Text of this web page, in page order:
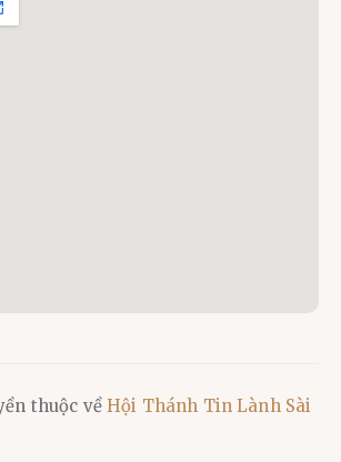
thuộc vềHội Thánh Tin Lành Sài